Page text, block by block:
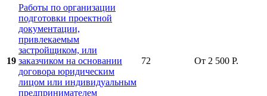
19
Работы по организации
подготовки проектной
документации,
привлекаемым
застройщиком, или
заказчиком на основании
договора юридическим
лицом или индивидуальным
предпринимателем
72 От 2 500 Р.